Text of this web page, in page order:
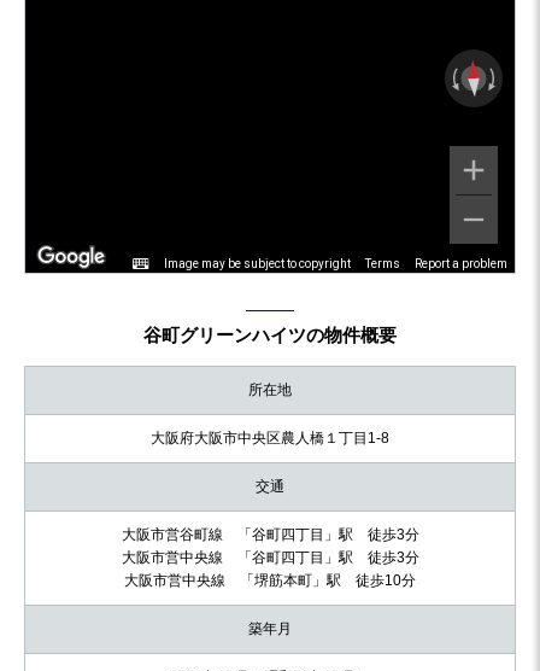
Image may be subject to copyright Terms Report a problem
谷町グリーンハイツの物件概要
所在地
大阪府大阪市中央区農人橋１丁目1-8
交通
大阪市営谷町線 「谷町四丁目」駅 徒歩3分
大阪市営中央線 「谷町四丁目」駅 徒歩3分
大阪市営中央線 「堺筋本町」駅 徒歩10分
築年月